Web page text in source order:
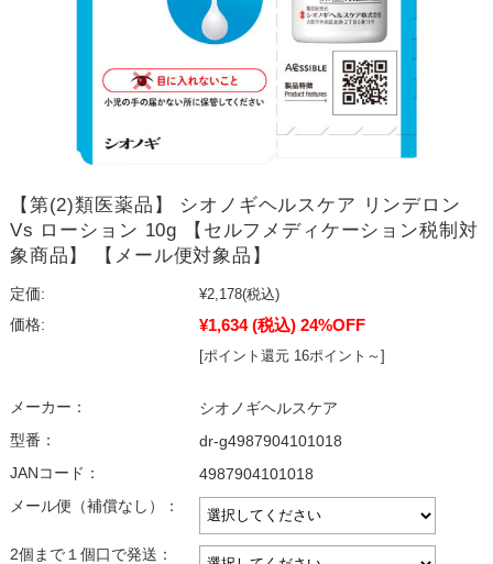
【第(2)類医薬品】 シオノギヘルスケア リンデロン
Vs ローション 10g 【セルフメディケーション税制対
象商品】 【メール便対象品】
定価: ¥2,178(税込)
価格:
¥1,634 (税込) 24%OFF
[ポイント還元 16ポイント～]
メーカー：
シオノギヘルスケア
型番：
dr-g4987904101018
JANコード：
4987904101018
メール便（補償なし）：
2個まで１個口で発送：